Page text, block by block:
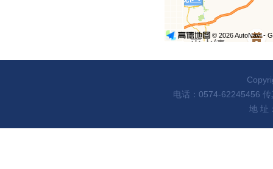
电话：0574-62245456
地 址